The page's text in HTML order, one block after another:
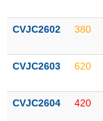
CVJC2602 380
CVJC2603 620
CVJC2604 420
Thuật
ngữ
vụ
(-)